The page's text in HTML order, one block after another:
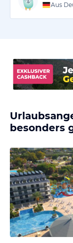
Aus
besonders